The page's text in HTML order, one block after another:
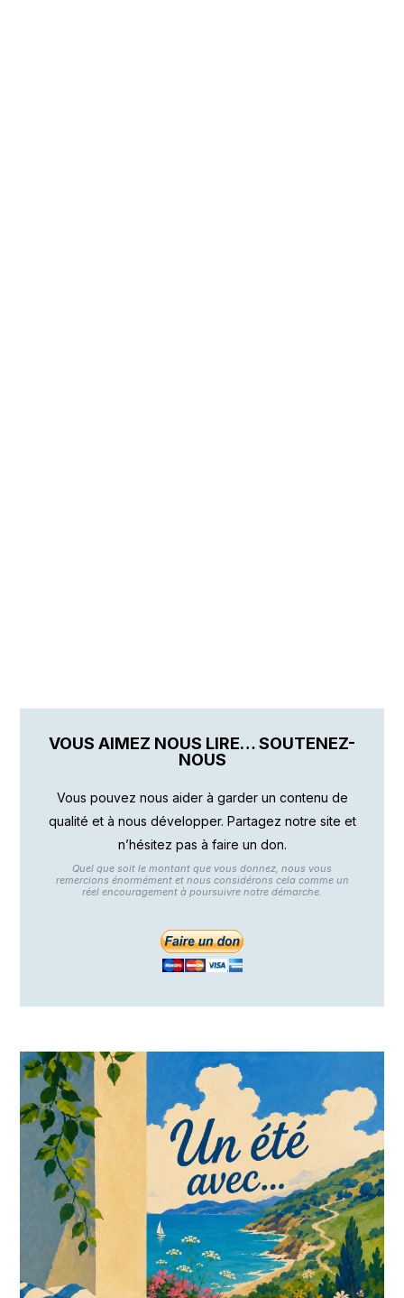
VOUS AIMEZ NOUS LIRE… SOUTENEZ-
NOUS
Vous pouvez nous aider à garder un contenu de
qualité et à nous développer. Partagez notre site et
n’hésitez pas à faire un don.
Quel que soit le montant que vous donnez, nous vous
remercions énormément et nous considérons cela comme un
réel encouragement à poursuivre notre démarche.